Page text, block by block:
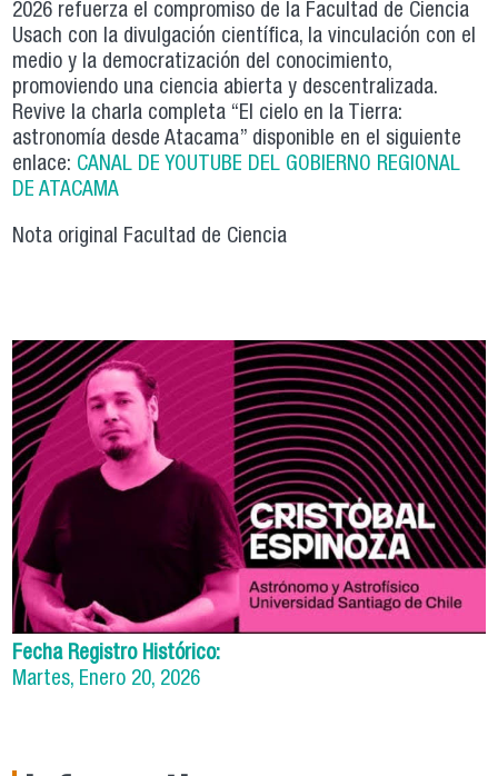
2026 refuerza el compromiso de la Facultad de Ciencia
Usach con la divulgación científica, la vinculación con el
medio y la democratización del conocimiento,
promoviendo una ciencia abierta y descentralizada.
Revive la charla completa “El cielo en la Tierra:
astronomía desde Atacama” disponible en el siguiente
enlace: CANAL DE YOUTUBE DEL GOBIERNO REGIONAL
DE ATACAMA
Nota original Facultad de Ciencia
Fecha Registro Histórico:
Martes, Enero 20, 2026